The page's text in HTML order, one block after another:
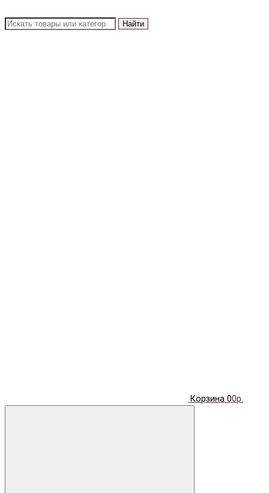
Найти
Корзина 00р.